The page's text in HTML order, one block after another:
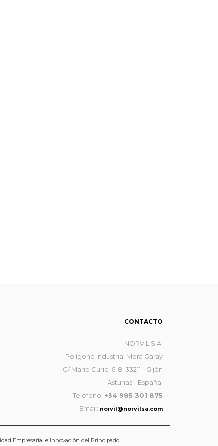
CONTACTO
NORVIL S.A.
Polígono Industrial Mora Garay
C/ Marie Curie, 6-8. 33211 - Gijón
Asturias - España.
Teléfono: +34 985 301 875
Email: norvil@norvilsa.com
Empresarial e Innovación del Principado